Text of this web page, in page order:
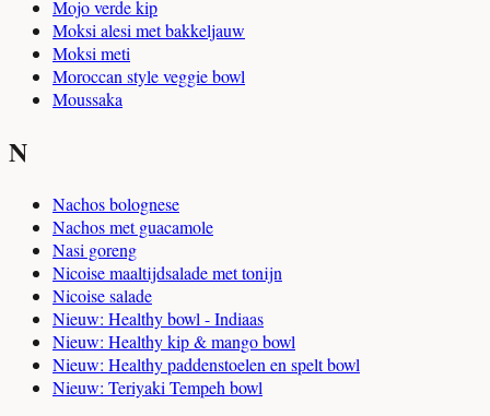
Mojo verde kip
Moksi alesi met bakkeljauw
Moksi meti
Moroccan style veggie bowl
Moussaka
N
Nachos bolognese
Nachos met guacamole
Nasi goreng
Nicoise maaltijdsalade met tonijn
Nicoise salade
Nieuw: Healthy bowl - Indiaas
Nieuw: Healthy kip & mango bowl
Nieuw: Healthy paddenstoelen en spelt bowl
Nieuw: Teriyaki Tempeh bowl